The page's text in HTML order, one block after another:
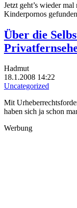
Jetzt geht’s wieder
Kinderpornos
Über die
Hadmut
18.1.2008 14:22
Uncategorized
Mit
haben sich ja schon
Werbung